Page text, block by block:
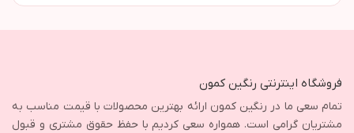
فروشگاه اینترنتی رنگین کمون
تمام سعی ما در رنگین کمون ارائه بهترین محصولات با قیمت مناسب به
مشتریان گرامی است. همواره سعی کردیم با حفظ حقوق مشتری و قبول